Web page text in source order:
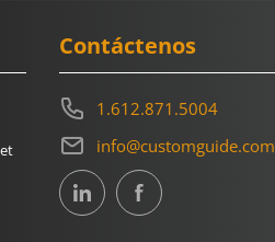
Contáctenos
1.612.871.5004
info@customguide.com